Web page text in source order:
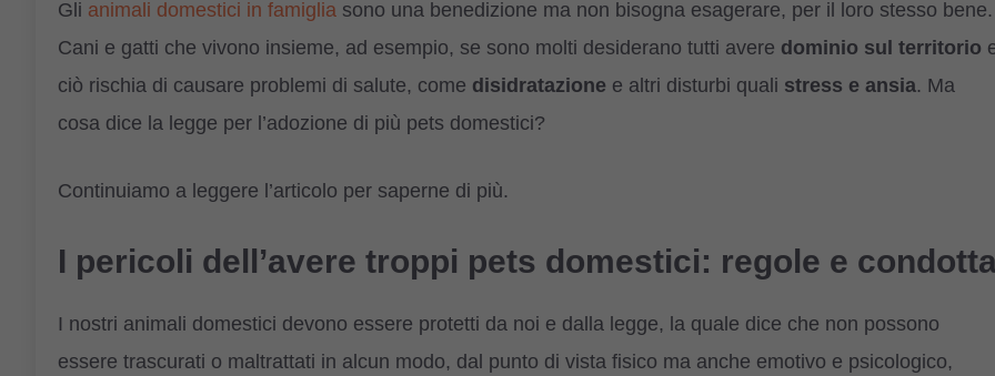
Gli animali domestici in famiglia sono una benedizione ma non bisogna esagerare, per il loro stesso bene.
Cani e gatti che vivono insieme, ad esempio, se sono molti desiderano tutti avere dominio sul territorio
ciò rischia di causare problemi di salute, come disidratazione e altri disturbi quali stress e ansia. Ma
cosa dice la legge per l’adozione di più pets domestici?
Continuiamo a leggere l’articolo per saperne di più.
I pericoli dell’avere troppi pets domestici: regole e
I nostri animali domestici devono essere protetti da noi e dalla legge, la quale dice che non possono
essere trascurati o maltrattati in alcun modo, dal punto di vista fisico ma anche emotivo e psicologico,